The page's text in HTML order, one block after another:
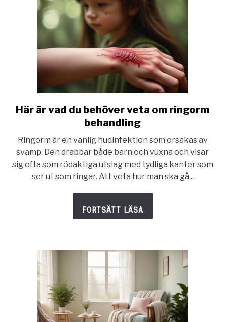
link
to
är
vad
du
behöver
veta
om
ringorm
Här är vad du behöver veta om ringorm
behandling
Ringorm är en vanlig hudinfektion som orsakas av
svamp. Den drabbar både barn och vuxna och visar
sig ofta som rödaktiga utslag med tydliga kanter som
ser ut som ringar. Att veta hur man ska gå...